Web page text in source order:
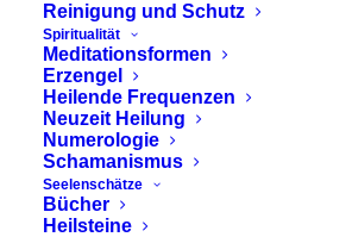
Reinigung und Schutz
Spiritualität
Meditationsformen
Erzengel
Heilende Frequenzen
Neuzeit Heilung
Numerologie
Schamanismus
Seelenschätze
Bücher
Heilsteine